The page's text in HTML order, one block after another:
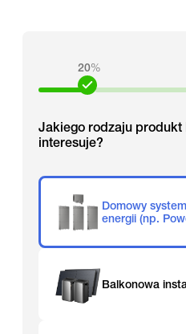
20%
Jakiego rodzaju produkt
interesuje?
Domowy
energii (np.
Balkonowa